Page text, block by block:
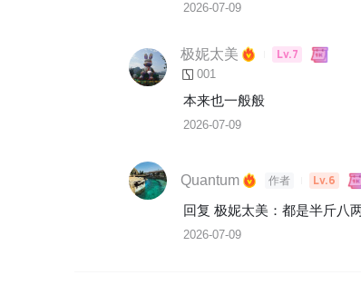
2026-07-09
极妮太美 Lv.7
001
本来也一般般
2026-07-09
Quantum 作者
Lv.6
回复 极妮太美 ： 都是半斤八
2026-07-09